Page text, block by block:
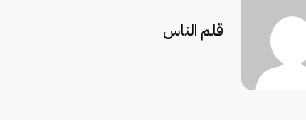
قلم الناس